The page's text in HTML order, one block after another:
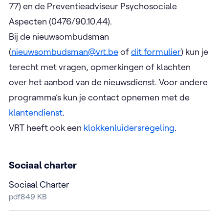
77) en de Preventieadviseur Psychosociale
Aspecten (0476/90.10.44).
Bij de nieuwsombudsman
(nieuwsombudsman@vrt.beofdit formulier) kun je
terecht met vragen, opmerkingen of klachten
over het aanbod van de nieuwsdienst. Voor andere
programma’s kun je contact opnemen met de
klantendienst.
VRT heeft ook een klokkenluidersregeling.
Sociaal charter
Sociaal Charter
pdf849 KB